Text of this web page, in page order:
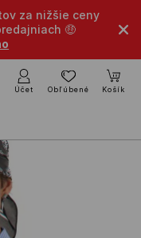
za nižšie ceny
🤑
Účet Obľúbené Košík